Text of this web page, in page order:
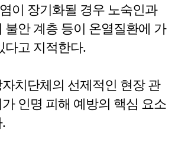
이 장기화될 경우 노숙인과
불안 계층 등이 온열질환에 가
다고 지적한다.
치단체의 선제적인 현장 관
인명 피해 예방의 핵심 요소